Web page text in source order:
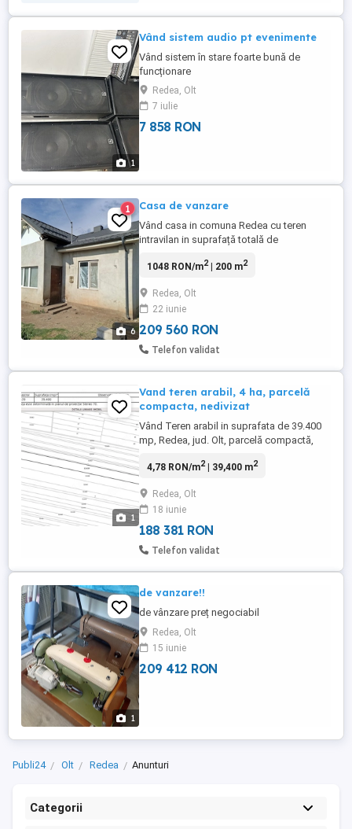
1
Vând sistem audio pt evenimente
Vând sistem în stare foarte bună de
funcționare
Redea, Olt
7 iulie
7 858 RON
6
1 Casa de vanzare
Vând casa in comuna Redea cu teren
intravilan in suprafață totală de
la drum de aproximativ 25m.Casa este din
Compartimentare: 2 dormitoare , living ,
bucătărie, hol , 2 spatii ce pot fi amenajate
ca baie ,camera tehnica ...
1048 RON/m2| 200 m2
Redea, Olt
22 iunie
209 560 RON
Telefon validat
1
Vand teren arabil, 4 ha, parcelă
compacta, nedivizat
Vând Teren arabil in suprafata de 39.400
mp, Redea, jud. Olt, parcelă compactă,
unitate.Toate actele la zi. 36.000 euro prer
4,78 RON/m2| 39,400 m2
Redea, Olt
18 iunie
188 381 RON
Telefon validat
1
de vanzare!!
de vânzare preț negociabil
Redea, Olt
15 iunie
209 412 RON
Publi24 Olt Redea Anunturi
Categorii